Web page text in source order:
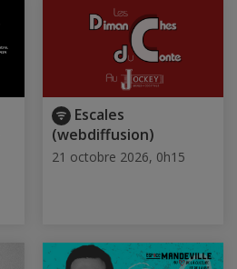
Escales
(webdiffusion)
21 octobre 2026, 0h15